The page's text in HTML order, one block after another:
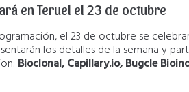
en Teruel el 23 de octubre
el 23 de octubre se
los detalles de la semana y
Bioclonal, Capillary.io, Bugcle